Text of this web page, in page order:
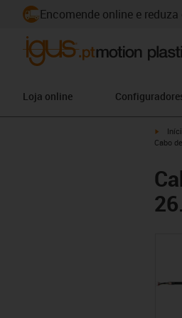
Encomende online e
Loja online
igus-
Cabo